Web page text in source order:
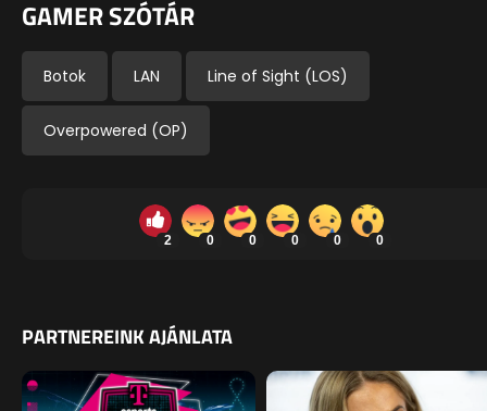
GAMER SZÓTÁR
Botok LAN Line of Sight (LOS)
Overpowered (OP)
2 0 0 0 0 0
PARTNEREINK AJÁNLATA